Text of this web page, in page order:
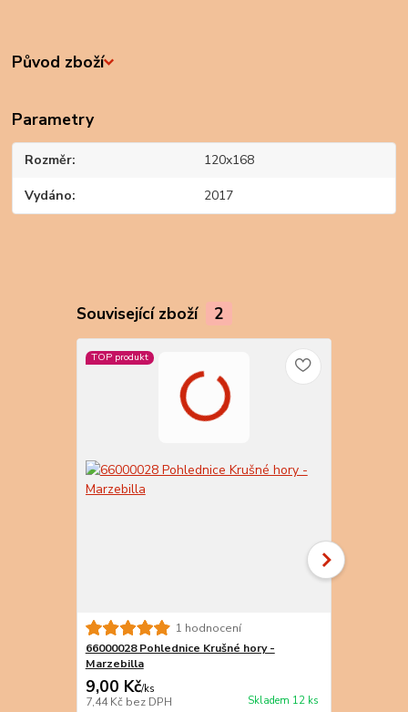
Původ zboží
Parametry
Rozměr 120x168
Vydáno 2017
Související zboží 2
TOP produkt
1 hodnocení
66000028 Pohlednice Krušné hory -
Marzebilla
9,00 Kč/ks
7,44 Kč bez DPH Skladem 12 ks